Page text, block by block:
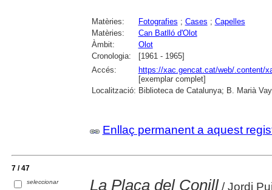
Matèries: Fotografies ; Cases ; Capelles
Matèries:
Can Batlló d'Olot
Àmbit:
Olot
Cronologia:
[1961 - 1965]
Accés:
https://xac.gencat.cat/web/.content/
[exemplar complet]
Localització: Biblioteca de Catalunya; B. Marià
Enllaç permanent a aquest
7 / 47
seleccionar La Plaça del Conill/ Jordi